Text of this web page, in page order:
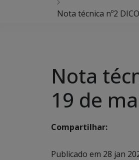
Nota técnica nº2
Nota
19 de
Compartilhar:
Publicado em 28 jan